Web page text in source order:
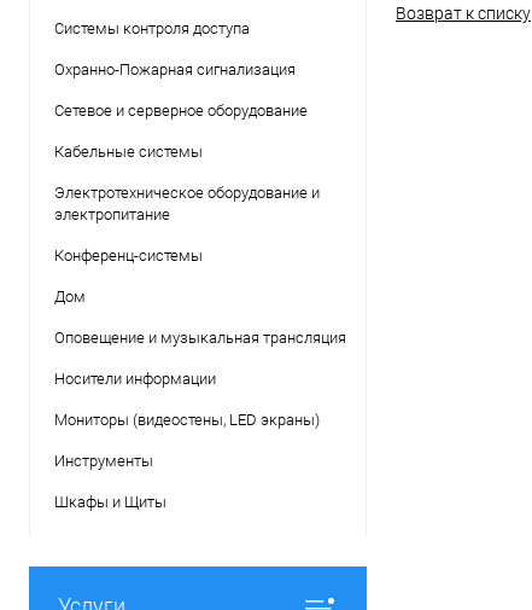
Системы контроля доступа
Охранно-Пожарная сигнализация
Сетевое и серверное оборудование
Кабельные системы
Электротехническое оборудование и
электропитание
Конференц-системы
Дом
Оповещение и музыкальная трансляция
Носители информации
Мониторы (видеостены, LED экраны)
Инструменты
Шкафы и Щиты
Возврат к списку